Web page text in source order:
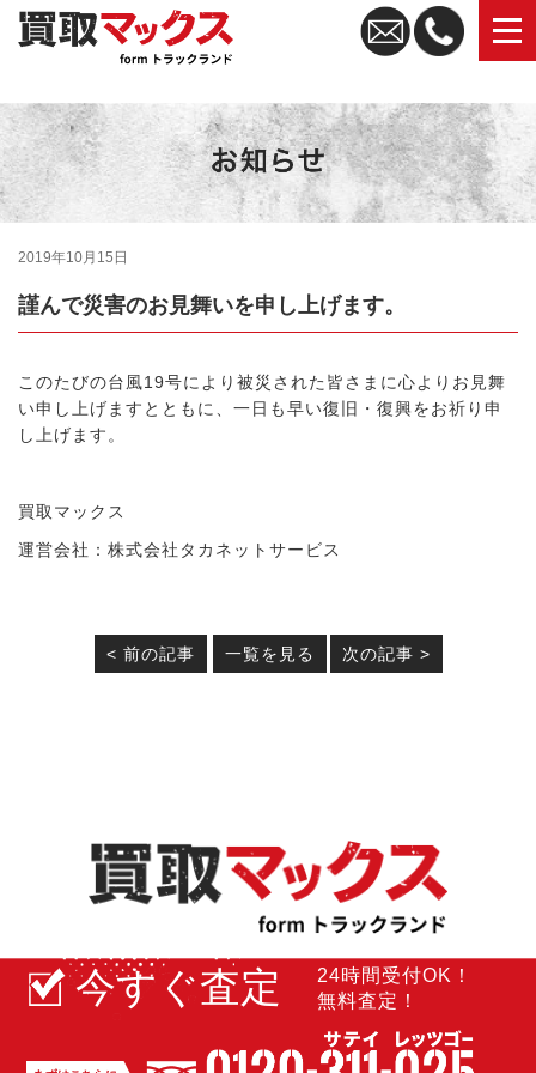
トラック買取なら買取マックス｜全国無料査定・高価買取
2019年10月15日
謹んで災害のお見舞いを申し上げます。
このたびの台風19号により被災された皆さまに心よりお見舞
い申し上げますとともに、一日も早い復旧・復興をお祈り申
し上げます。
買取マックス
運営会社：株式会社タカネットサービス
< 前の記事 一覧を見る 次の記事 >
今すぐ査定
24時間受付OK！
無料査定！